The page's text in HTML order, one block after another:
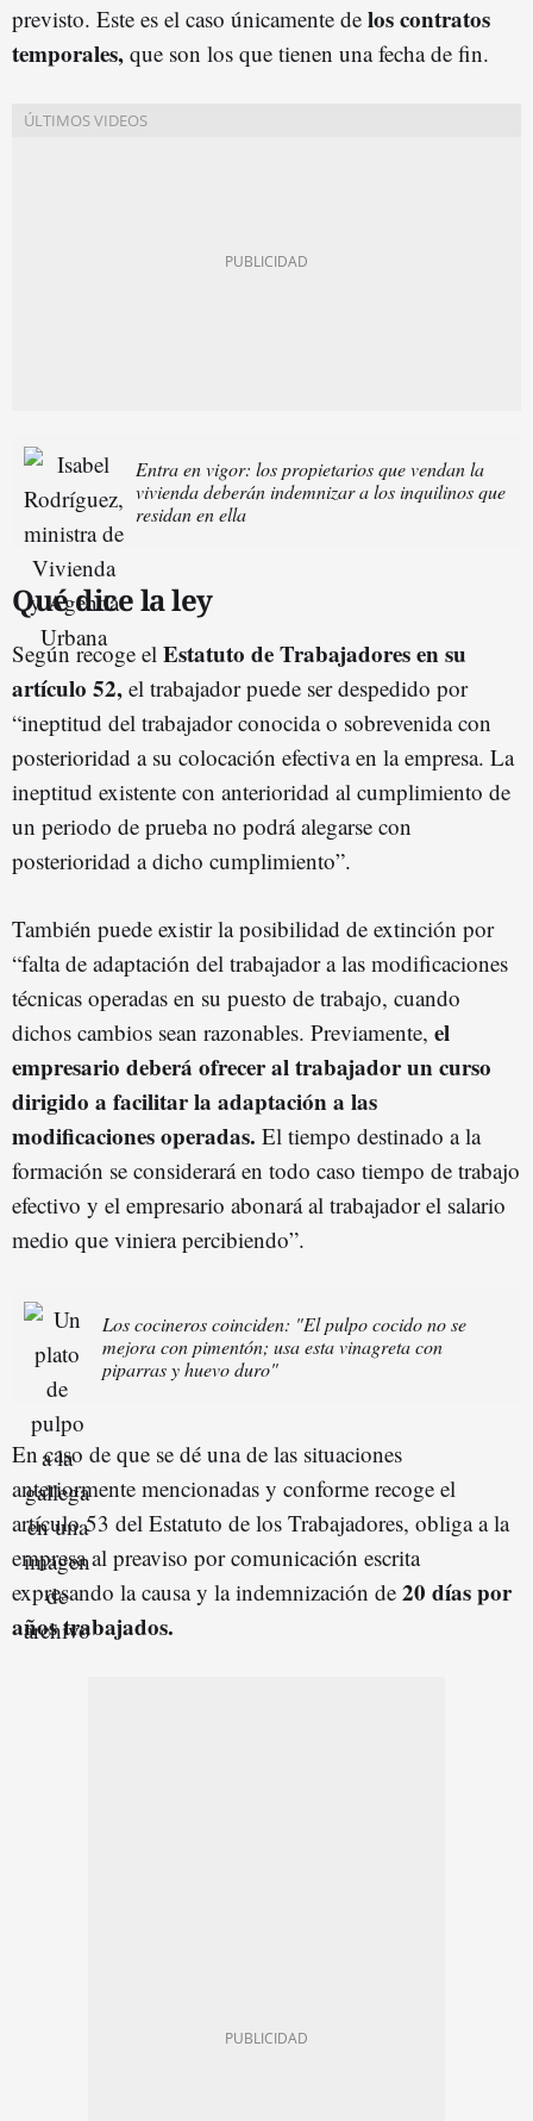
previsto. Este es el caso únicamente de los contratos
temporales, que son los que tienen una fecha de fin.
Entra en vigor: los propietarios que vendan la
vivienda deberán indemnizar a los inquilinos que
residan en ella
Qué dice la ley
Según recoge el Estatuto de Trabajadores en su
artículo 52, el trabajador puede ser despedido por
“ineptitud del trabajador conocida o sobrevenida con
posterioridad a su colocación efectiva en la empresa. La
ineptitud existente con anterioridad al cumplimiento de
un periodo de prueba no podrá alegarse con
posterioridad a dicho cumplimiento”.
También puede existir la posibilidad de extinción por
“falta de adaptación del trabajador a las modificaciones
técnicas operadas en su puesto de trabajo, cuando
dichos cambios sean razonables. Previamente, el
empresario deberá ofrecer al trabajador un curso
dirigido a facilitar la adaptación a las
modificaciones operadas. El tiempo destinado a la
formación se considerará en todo caso tiempo de trabajo
efectivo y el empresario abonará al trabajador el salario
medio que viniera percibiendo”.
Los cocineros coinciden: "El pulpo cocido no se
mejora con pimentón; usa esta vinagreta con
piparras y huevo duro"
En caso de que se dé una de las situaciones
anteriormente mencionadas y conforme recoge el
artículo 53 del Estatuto de los Trabajadores, obliga a la
empresa al preaviso por comunicación escrita
expresando la causa y la indemnización de 20 días por
años trabajados.